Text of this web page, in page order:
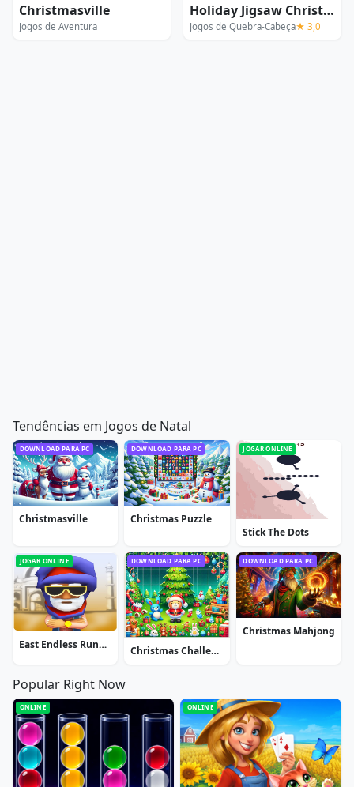
Christmasville
Jogos de Aventura
Holiday Jigsaw Christmas
Jogos de Quebra-Cabeça★ 3,0
Tendências em Jogos de Natal
DOWNLOAD PARA PC
Christmasville
DOWNLOAD PARA PC
Christmas Puzzle
JOGAR ONLINE
Stick The Dots
JOGAR ONLINE
East Endless Runner Game : Prince Rash Adventure
DOWNLOAD PARA PC
Christmas Challenge
DOWNLOAD PARA PC
Christmas Mahjong
Popular Right Now
ONLINE ONLINE